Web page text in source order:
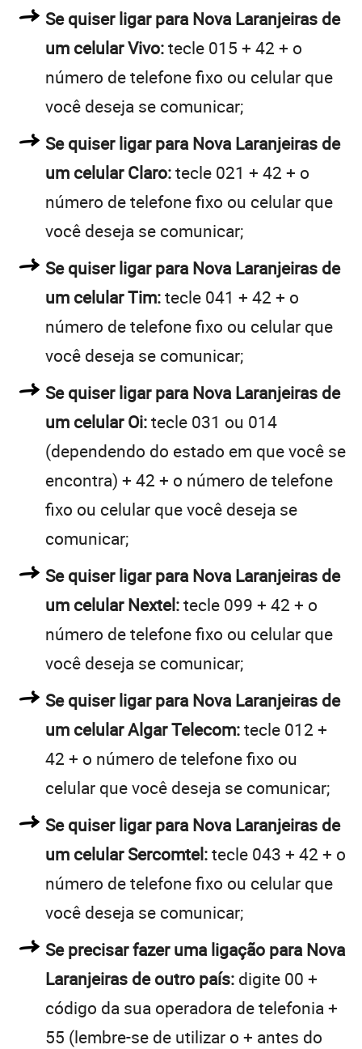
Se quiser ligar para Nova Laranjeiras de
um celular Vivo:tecle 015 + 42 + o
número de telefone fixo ou celular que
você deseja se comunicar;
Se quiser ligar para Nova Laranjeiras de
um celular Claro:tecle 021 + 42 + o
número de telefone fixo ou celular que
você deseja se comunicar;
Se quiser ligar para Nova Laranjeiras de
um celular Tim:tecle 041 + 42 + o
número de telefone fixo ou celular que
você deseja se comunicar;
Se quiser ligar para Nova Laranjeiras de
um celular Oi:tecle 031 ou 014
(dependendo do estado em que você se
encontra) + 42 + o número de telefone
fixo ou celular que você deseja se
comunicar;
Se quiser ligar para Nova Laranjeiras de
um celular Nextel:tecle 099 + 42 + o
número de telefone fixo ou celular que
você deseja se comunicar;
Se quiser ligar para Nova Laranjeiras de
um celular Algar Telecom:tecle 012 +
42 + o número de telefone fixo ou
celular que você deseja se comunicar;
Se quiser ligar para Nova Laranjeiras de
um celular Sercomtel:tecle 043 + 42 + o
número de telefone fixo ou celular que
você deseja se comunicar;
Se precisar fazer uma ligação para Nova
Laranjeiras de outro país: digite 00 +
código da sua operadora de telefonia +
55 (lembre-se de utilizar o + antes do